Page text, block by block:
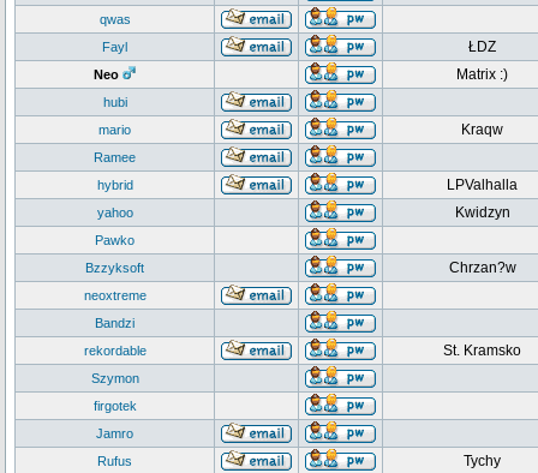
qwas
Fayl
ŁDZ
Neo Matrix :)
hubi
mario
Kraqw
Ramee
hybrid
LPValhalla
yahoo Kwidzyn
Pawko
Bzzyksoft
Chrzan?w
neoxtreme
Bandzi
rekordable
St. Kramsko
Szymon
firgotek
Jamro
Rufus
Tychy